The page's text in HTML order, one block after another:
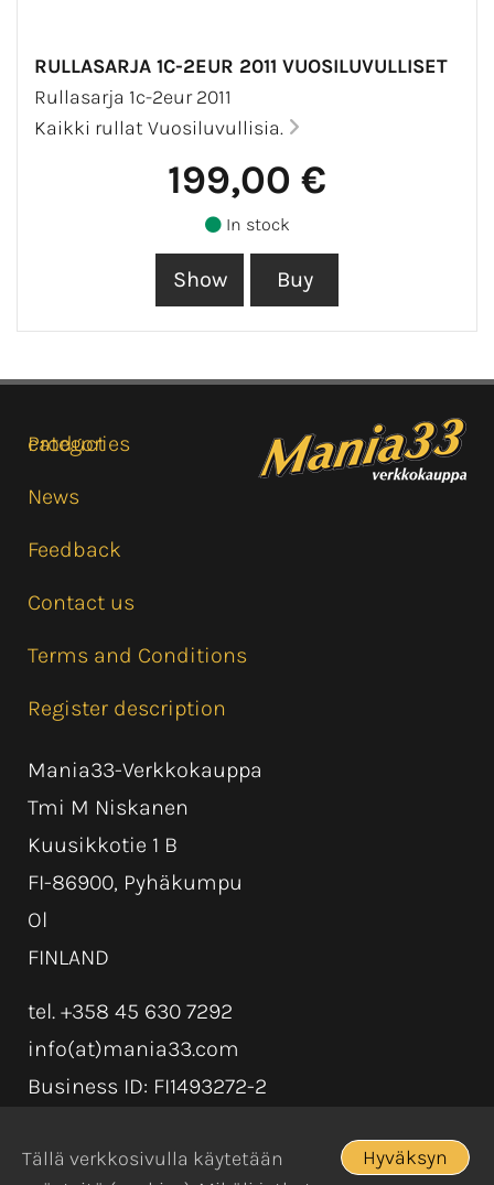
RULLASARJA 1C-2EUR 2011 VUOSILUVULLISET
Rullasarja 1c-2eur 2011
Kaikki rullat Vuosiluvullisia.
199,00 €
In stock
Product categories
News
Feedback
Contact us
Terms and Conditions
Register description
Mania33-Verkkokauppa
Tmi M Niskanen
Kuusikkotie 1 B
FI-86900, Pyhäkumpu
Ol
FINLAND
tel. +358 45 630 7292
info(at)mania33.com
Business ID: FI1493272-2
Tällä verkkosivulla käytetään
Hyväksyn